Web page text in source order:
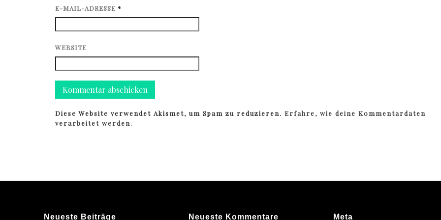
E-MAIL-ADRESSE *
WEBSITE
Diese Website verwendet Akismet, um Spam zu reduzieren.Erfahre, wie deine Kommentardaten
verarbeitet werden.
Neueste Beiträge Neueste Kommentare Meta